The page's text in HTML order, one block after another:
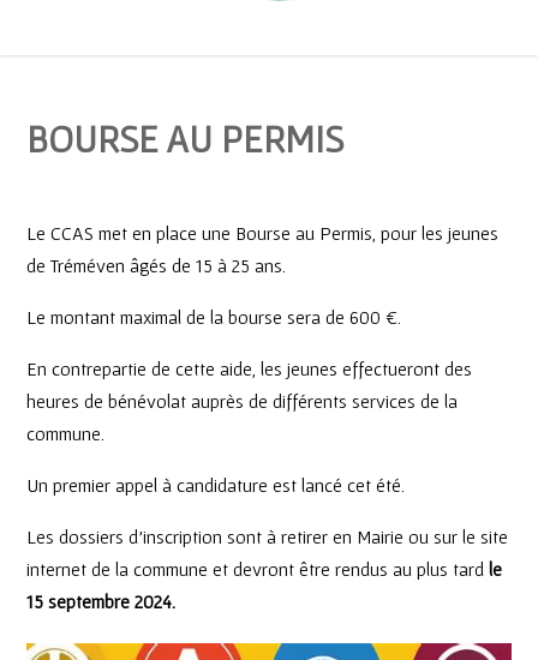
BOURSE AU PERMIS
Le CCAS met en place une Bourse au Permis, pour les jeunes
de Tréméven âgés de 15 à 25 ans.
Le montant maximal de la bourse sera de 600 €.
En contrepartie de cette aide, les jeunes effectueront des
heures de bénévolat auprès de différents services de la
commune.
Un premier appel à candidature est lancé cet été.
Les dossiers d’inscription sont à retirer en Mairie ou sur le site
internet de la commune et devront être rendus au plus tard le
15 septembre 2024.